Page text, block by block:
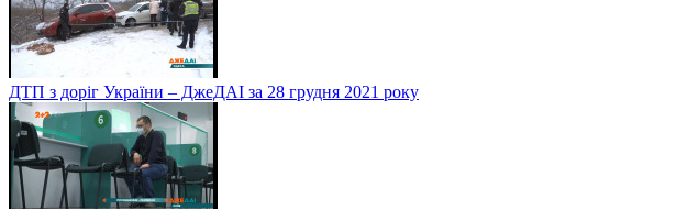
ДТП з доріг України – ДжеДАІ за 28 грудня 2021 року